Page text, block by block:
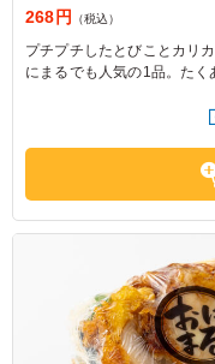
268円 （税込）
プチプチしたとびことカリ
にまるでも人気の1品。た
してはお問い合わせください